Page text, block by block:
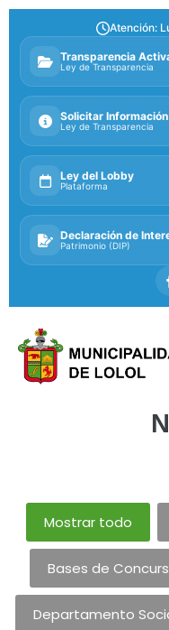
Atención:
Transparencia
Ley de Transparencia
Solicitar Información
Ley de Transparencia
Ley del Lobby
Plataforma
Declaración de
Patrimonio (DIP)
Mostrar todo
Bases de
Departamento